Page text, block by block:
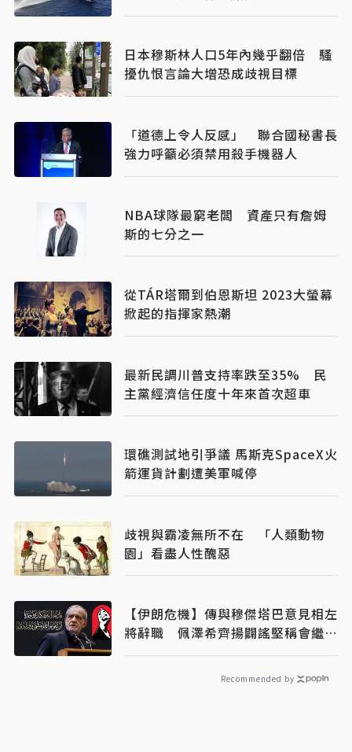
日本穆斯林人口5年內幾乎翻倍 騷
擾仇恨言論大增恐成歧視目標
「道德上令人反感」 聯合國秘書長
強力呼籲必須禁用殺手機器人
NBA球隊最窮老闆 資產只有詹姆
斯的七分之一
從TÁR塔爾到伯恩斯坦 2023大螢幕
掀起的指揮家熱潮
最新民調川普支持率跌至35% 民
主黨經濟信任度十年來首次超車
環礁測試地引爭議 馬斯克SpaceX火
箭運貨計劃遭美軍喊停
歧視與霸凌無所不在 「人類動物
園」看盡人性醜惡
【伊朗危機】傳與穆傑塔巴意見相左
將辭職 佩澤希齊揚闢謠堅稱會繼續
總統職務
Recommended by